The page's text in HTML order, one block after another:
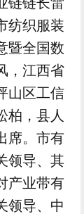
纺织服装
暨全国数
，江西省
山区工信
柏，县人
席。市有
领导、其
产业带有
领导、中